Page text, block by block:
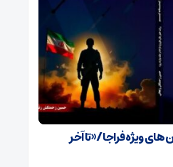
یگان‌های ویژه فراجا/ «تا آخر